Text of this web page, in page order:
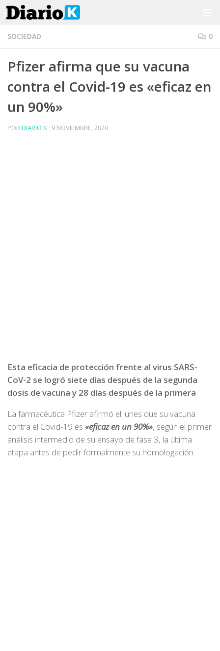
Saltar al contenido
SOCIEDAD 0
Pfizer afirma que su vacuna
contra el Covid-19 es «eficaz en
un 90%»
PORDIARIO K · 9 NOVIEMBRE, 2020
Esta eficacia de protección frente al virus SARS-
CoV-2 se logró siete días después de la segunda
dosis de vacuna y 28 días después de la primera
La farmacéutica Pfizer afirmó el lunes que su vacuna
contra el Covid-19 es «eficaz en un 90%», según el primer
análisis intermedio de su ensayo de fase 3, la última
etapa antes de pedir formalmente su homologación.